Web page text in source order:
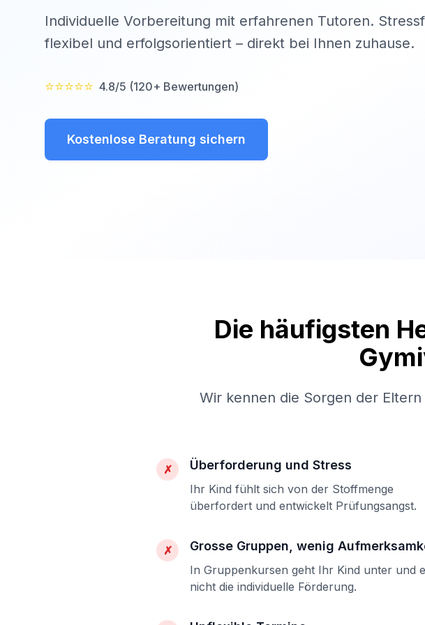
Individuelle Vorbereitung mit erfahrenen Tutoren.
flexibel und erfolgsorientiert – direkt bei Ihnen zuhause.
⭐⭐⭐⭐⭐ 4.8/5 (120+ Bewertungen)
Kostenlose Beratung sichern
Die häufigsten
Wir kennen die Sorgen der
✗ Überforderung und Stress
Ihr Kind fühlt sich von der Stoffmenge
überfordert und entwickelt Prüfungsangst.
✗ Grosse Gruppen, wenig
In Gruppenkursen geht Ihr Kind unter und
nicht die individuelle Förderung.